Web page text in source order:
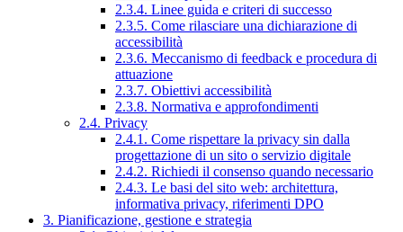
2.3.4. Linee guida e criteri di successo
2.3.5. Come rilasciare una dichiarazione di
accessibilità
2.3.6. Meccanismo di feedback e procedura di
attuazione
2.3.7. Obiettivi accessibilità
2.3.8. Normativa e approfondimenti
2.4. Privacy
2.4.1. Come rispettare la privacy sin dalla
progettazione di un sito o servizio digitale
2.4.2. Richiedi il consenso quando necessario
2.4.3. Le basi del sito web: architettura,
informativa privacy, riferimenti DPO
3. Pianificazione, gestione e strategia